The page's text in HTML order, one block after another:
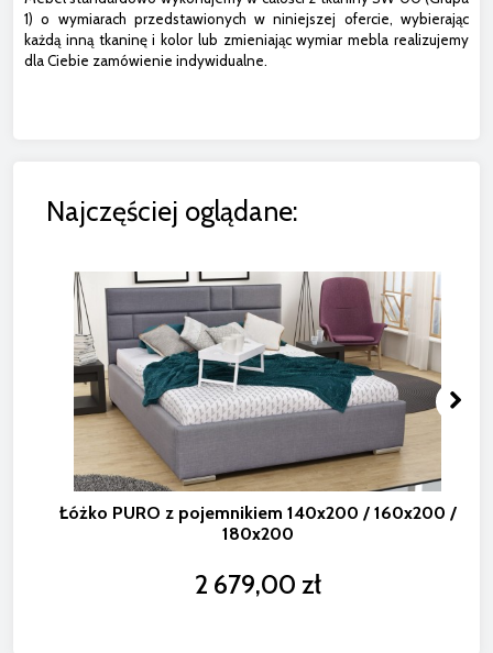
1) o wymiarach przedstawionych w niniejszej ofercie, wybierając
każdą inną tkaninę i kolor lub zmieniając wymiar mebla realizujemy
dla Ciebie zamówienie indywidualne.
Najczęściej oglądane:
Łóżko PURO z pojemnikiem 140x200 / 160x200 /
180x200
2 679,00 zł